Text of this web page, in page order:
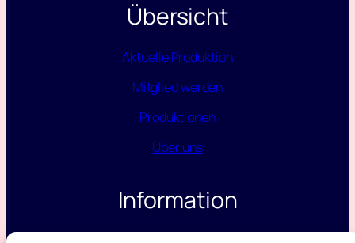
Übersicht
Aktuelle Produktion
Mitglied werden
Produktionen
Über uns
Information